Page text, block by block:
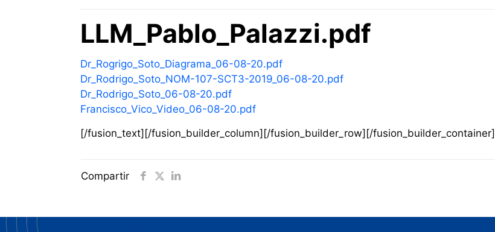
LLM_Pablo_Palazzi.pdf
Dr_Rogrigo_Soto_Diagrama_06-08-20.pdf
Dr_Rodrigo_Soto_NOM-107-SCT3-2019_06-08-20.pdf
Dr_Rodrigo_Soto_06-08-20.pdf
Francisco_Vico_Video_06-08-20.pdf
[/fusion_text][/fusion_builder_column][/fusion_builder_row][/fusion_builder_container]
Compartir